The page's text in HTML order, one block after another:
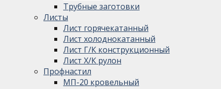
Трубные заготовки
Листы
Лист горячекатанный
Лист холоднокатанный
Лист Г/К конструкционный
Лист Х/К рулон
Профнастил
МП-20 кровельный